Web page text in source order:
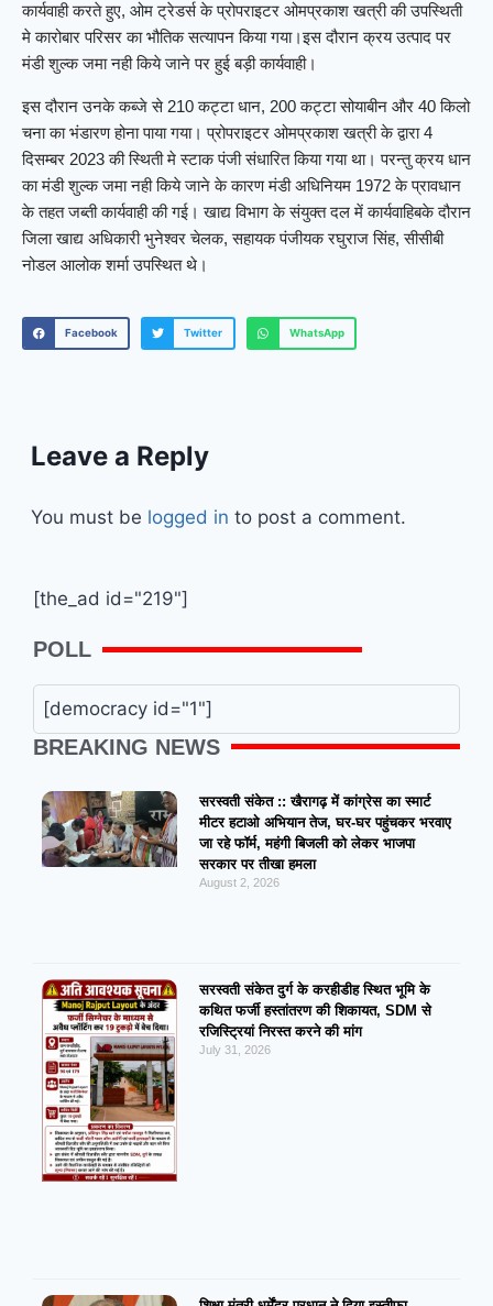
कार्यवाही करते हुए, ओम ट्रेडर्स के प्रोपराइटर ओमप्रकाश खत्री की उपस्थिती
मे कारोबार परिसर का भौतिक सत्यापन किया गया।इस दौरान क्रय उत्पाद पर
मंडी शुल्क जमा नही किये जाने पर हुई बड़ी कार्यवाही।
इस दौरान उनके कब्जे से 210 कट्टा धान, 200 कट्टा सोयाबीन और 40 किलो
चना का भंडारण होना पाया गया। प्रोपराइटर ओमप्रकाश खत्री के द्वारा 4
दिसम्बर 2023 की स्थिती मे स्टाक पंजी संधारित किया गया था। परन्तु क्रय धान
का मंडी शुल्क जमा नही किये जाने के कारण मंडी अधिनियम 1972 के प्रावधान
के तहत जब्ती कार्यवाही की गई। खाद्य विभाग के संयुक्त दल में कार्यवाहिबके दौरान
जिला खाद्य अधिकारी भुनेश्वर चेलक, सहायक पंजीयक रघुराज सिंह, सीसीबी
नोडल आलोक शर्मा उपस्थित थे।
Facebook Twitter WhatsApp
Leave a Reply
You must be logged in to post a comment.
[the_ad id="219"]
POLL
[democracy id="1"]
BREAKING NEWS
सरस्वती संकेत :: खैरागढ़ में कांग्रेस का स्मार्ट
मीटर हटाओ अभियान तेज, घर-घर पहुंचकर भरवाए
जा रहे फॉर्म, महंगी बिजली को लेकर भाजपा
सरकार पर तीखा हमला
August 2, 2026
सरस्वती संकेत दुर्ग के करहीडीह स्थित भूमि के
कथित फर्जी हस्तांतरण की शिकायत, SDM से
रजिस्ट्रियां निरस्त करने की मांग
July 31, 2026